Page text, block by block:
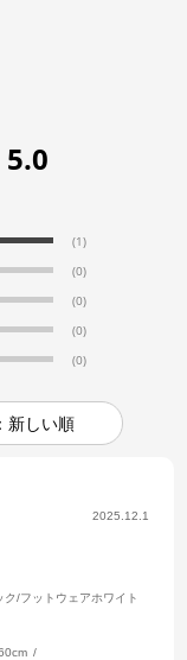
5.0
(1)
(0)
(0)
(0)
(0)
新しい順
2025.12.1
/フットウェアホワイト